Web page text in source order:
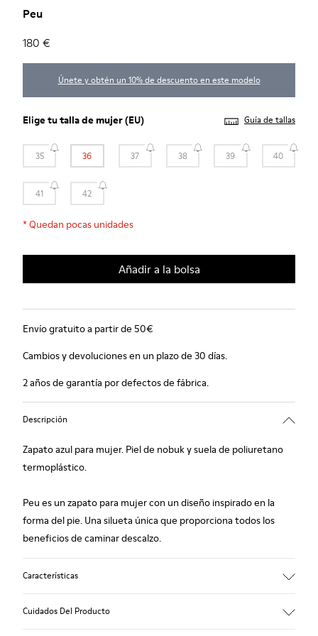
Peu
180 €
Únete y obtén un 10% de descuento en este modelo
Elige tutalla de mujer(EU) Guía de tallas
35 36 37 38 39 40
41 42
*Quedan pocas unidades
Añadir a la bolsa
Envío gratuito a partir de 50€
Cambios y devoluciones en un plazo de 30 días.
2 años de garantía por defectos de fábrica.
Descripción
Zapato azul para mujer. Piel de nobuk y suela de poliuretano
termoplástico.
Peu es un zapato para mujer con un diseño inspirado en la
forma del pie. Una silueta única que proporciona todos los
beneficios de caminar descalzo.
Características
Cuidados Del Producto